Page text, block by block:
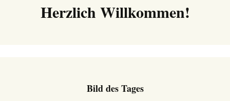
Herzlich Willkommen!
Bild des Tages